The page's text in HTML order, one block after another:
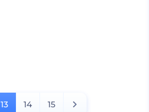
13 14 15